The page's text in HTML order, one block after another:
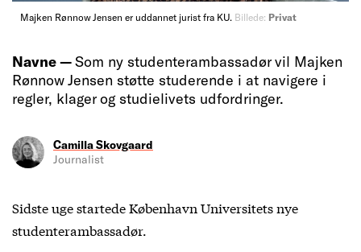
Majken Rønnow Jensen er uddannet jurist fra KU. Billede: Privat
Navne —Som ny studenterambassadør vil Majken
Rønnow Jensen støtte studerende i at navigere i
regler, klager og studielivets udfordringer.
Camilla Skovgaard
Journalist
Sidste uge startede København Universitets nye
studenterambassadør.